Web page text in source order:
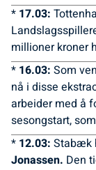
* 17.03:
millioner kroner
* 16.03: Som
nå i disse
arbeider med å
sesongstart,
* 12.03: Stabæk
Jonassen. Den